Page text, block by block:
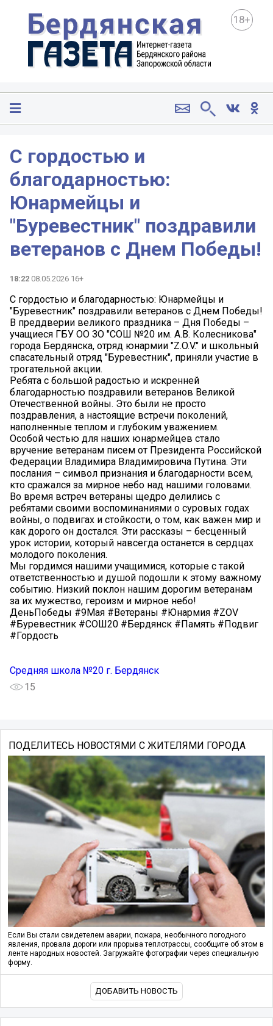
18+
С гордостью и
благодарностью:
Юнармейцы и
"Буревестник" поздравили
ветеранов с Днем Победы!
18:22 08.05.2026 16+
С гордостью и благодарностью: Юнармейцы и
"Буревестник" поздравили ветеранов с Днем Победы!
В преддверии великого праздника – Дня Победы –
учащиеся ГБУ ОО ЗО "СОШ №20 им. А.В. Колесникова"
города Бердянска, отряд юнармии "Z.O.V." и школьный
спасательный отряд "Буревестник", приняли участие в
трогательной акции.
Ребята с большой радостью и искренней
благодарностью поздравили ветеранов Великой
Отечественной войны. Это были не просто
поздравления, а настоящие встречи поколений,
наполненные теплом и глубоким уважением.
Особой честью для наших юнармейцев стало
вручение ветеранам писем от Президента Российской
Федерации Владимира Владимировича Путина. Эти
послания – символ признания и благодарности всем,
кто сражался за мирное небо над нашими головами.
Во время встреч ветераны щедро делились с
ребятами своими воспоминаниями о суровых годах
войны, о подвигах и стойкости, о том, как важен мир и
как дорого он достался. Эти рассказы – бесценный
урок истории, который навсегда останется в сердцах
молодого поколения.
Мы гордимся нашими учащимися, которые с такой
ответственностью и душой подошли к этому важному
событию. Низкий поклон нашим дорогим ветеранам
за их мужество, героизм и мирное небо!
ДеньПобеды #9Мая #Ветераны #Юнармия #ZOV
#Буревестник #СОШ20 #Бердянск #Память #Подвиг
#Гордость
Средняя школа №20 г. Бердянск
15
ПОДЕЛИТЕСЬ НОВОСТЯМИ С ЖИТЕЛЯМИ ГОРОДА
Если Вы стали свидетелем аварии, пожара, необычного погодного
явления, провала дороги или прорыва теплотрассы, сообщите об этом в
ленте народных новостей. Загружайте фотографии через специальную
форму.
ДОБАВИТЬ НОВОСТЬ